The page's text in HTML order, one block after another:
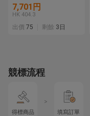
7,701円
HK 404.3
出價 75 剩餘 3日
競標流程
得標商品
>
填寫訂單